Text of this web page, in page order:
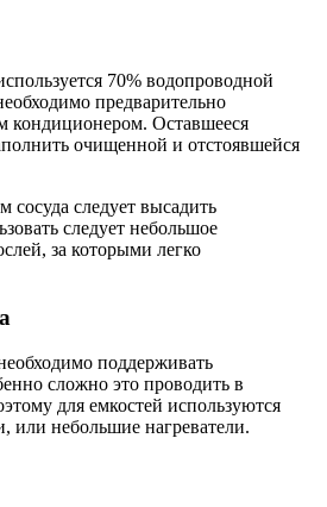
70% водопроводной
предварительно
кондиционером. Оставшееся
очищенной и отстоявшейся
сосуда следует высадить
следует небольшое
за которыми легко
поддерживать
сложно это проводить в
для емкостей используются
или небольшие нагреватели.